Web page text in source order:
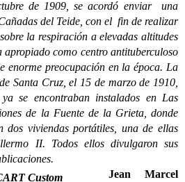
de 1909, se acordó enviar una
del Teide, con el fin de realizar
la respiración a elevadas altitudes
como centro antituberculoso
enorme preocupación en la época. La
Santa Cruz, el 15 de marzo de 1910,
se encontraban instalados en Las
de la Fuente de la Grieta, donde
dos viviendas portátiles, una de ellas
II. Todos ellos divulgaron sus
Jean Marcel